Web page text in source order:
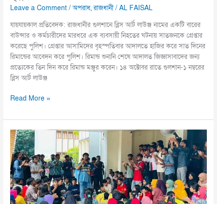
Leave a Comment /অপরাধ,রাজধানী/AL FAISAL
যায়যায়কাল প্রতিবেদক: রাজধানীর গুলশানে ব্লিস আর্ট লাউঞ্জ নামের একটি বারের
বাউন্সার ও কর্মচারীদের মারধরে এক ব্যবসায়ী নিহতের ঘটনায় সাতজনকে গ্রেপ্তার
করেছে পুলিশ। গ্রেপ্তার আসামিদের বৃহস্পতিবার আদালতে হাজির করে সাত দিনের
রিমান্ডের আবেদন করে পুলিশ। রিমান্ড শুনানি শেষে আদালত জিজ্ঞাসাবাদের জন্য
প্রত্যেকের তিন দিন করে রিমান্ড মঞ্জুর করেন। ১৪ অক্টোবর রাতে গুলশান-১ নম্বরের
ব্লিস আর্ট লাউঞ্জ
Read More »
রাবি
শিক্ষার্থী
সায়মার
মৃত্যু:
তদন্তে
গড়িমসির
অভিযোগ